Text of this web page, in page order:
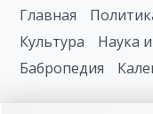
Главная
Культура
Наука
Бабропедия